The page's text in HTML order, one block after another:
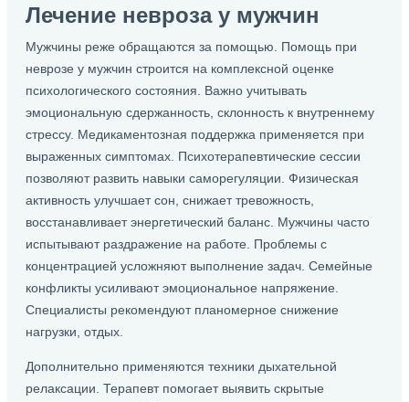
Лечение невроза у мужчин
Мужчины реже обращаются за помощью. Помощь при
неврозе у мужчин строится на комплексной оценке
психологического состояния. Важно учитывать
эмоциональную сдержанность, склонность к внутреннему
стрессу. Медикаментозная поддержка применяется при
выраженных симптомах. Психотерапевтические сессии
позволяют развить навыки саморегуляции. Физическая
активность улучшает сон, снижает тревожность,
восстанавливает энергетический баланс. Мужчины часто
испытывают раздражение на работе. Проблемы с
концентрацией усложняют выполнение задач. Семейные
конфликты усиливают эмоциональное напряжение.
Специалисты рекомендуют планомерное снижение
нагрузки, отдых.
Дополнительно применяются техники дыхательной
релаксации. Терапевт помогает выявить скрытые